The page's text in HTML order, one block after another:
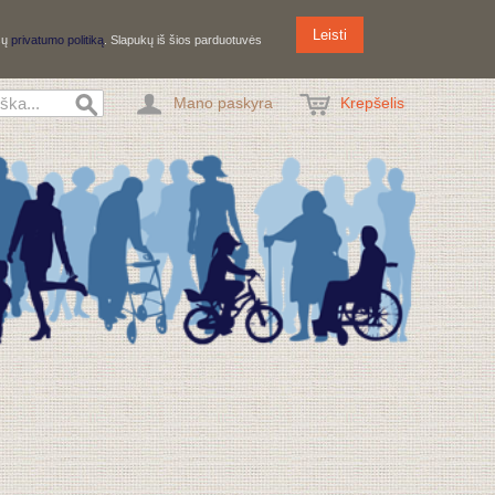
privatumo politiką . Slapukų iš šios parduotuvės Leisti
Mano paskyra Krepšelis